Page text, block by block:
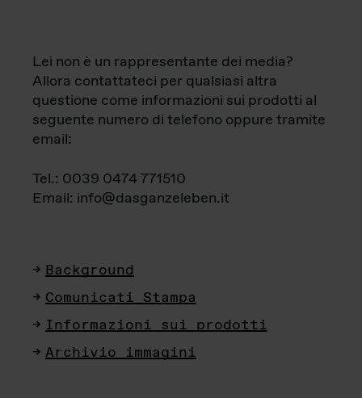
Lei non è un rappresentante dei media?
Allora contattateci per qualsiasi altra
questione come informazioni sui prodotti al
seguente numero di telefono oppure tramite
email:
Tel.: 0039 0474 771510
Email: info@dasganzeleben.it
Background
Comunicati Stampa
Informazioni sui prodotti
Archivio immagini